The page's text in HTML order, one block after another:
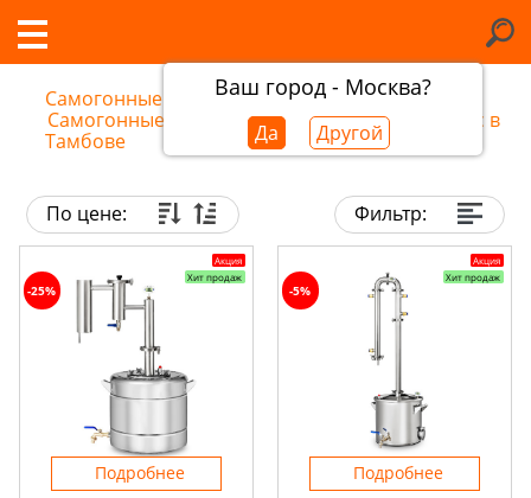
Ваш город - Москва?
Да Другой
Самогонные аппараты в Тамбове/
Самогонные аппараты и дистилляторы Феникс в
Тамбове
По цене: Фильтр:
Акция
Хит продаж
-25%
Подробнее
Акция
Хит продаж
-5%
Подробнее